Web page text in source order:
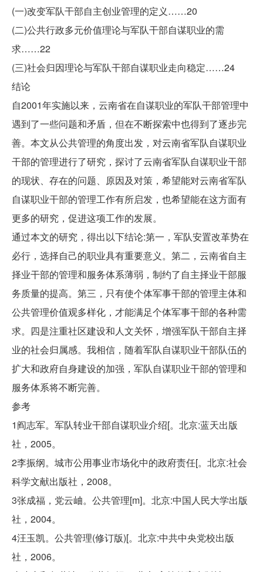
(一)改变军队干部自主创业管理的定义……20
(二)公共行政多元价值理论与军队干部自谋职业的需
求……22
(三)社会归因理论与军队干部自谋职业走向稳定……24
结论
自2001年实施以来，云南省在自谋职业的军队干部管理中
遇到了一些问题和矛盾，但在不断探索中也得到了逐步完
善。本文从公共管理的角度出发，对云南省军队自谋职业
干部的管理进行了研究，探讨了云南省军队自谋职业干部
的现状、存在的问题、原因及对策，希望能对云南省军队
自谋职业干部的管理工作有所启发，也希望能在这方面有
更多的研究，促进这项工作的发展。
通过本文的研究，得出以下结论:第一，军队安置改革势在
必行，选择自己的职业具有重要意义。第二，云南省自主
择业干部的管理和服务体系薄弱，制约了自主择业干部服
务质量的提高。第三，只有使个体军事干部的管理主体和
公共管理价值观多样化，才能满足个体军事干部的各种需
求。四是注重社区建设和人文关怀，增强军队干部自主择
业的社会归属感。我相信，随着军队自谋职业干部队伍的
扩大和政府自身建设的加强，军队自谋职业干部的管理和
服务体系将不断完善。
参考
1阎志军。军队转业干部自谋职业介绍[。北京:蓝天出版
社，2005。
2李振纲。城市公用事业市场化中的政府责任[。北京:社会
科学文献出版社，2008。
3张成福，党云岫。公共管理[m]。北京:中国人民大学出版
社，2004。
4汪玉凯。公共管理(修订版)[。北京:中共中央党校出版
社，2006。